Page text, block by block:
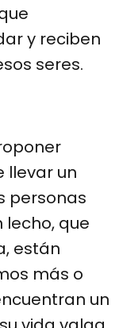
y reciben
seres.
llevar un
personas
que
están
más o
un